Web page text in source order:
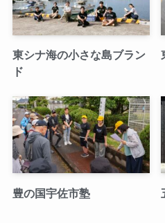
東シナ海の小さな島ブラン
ド
豊の国宇佐市塾